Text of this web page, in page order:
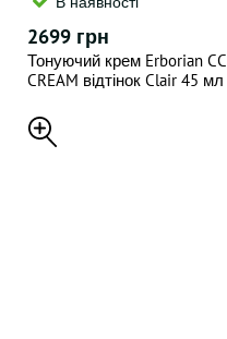
2699 грн
Тонуючий крем Erborian CC
CREAM відтінок Clair 45 мл